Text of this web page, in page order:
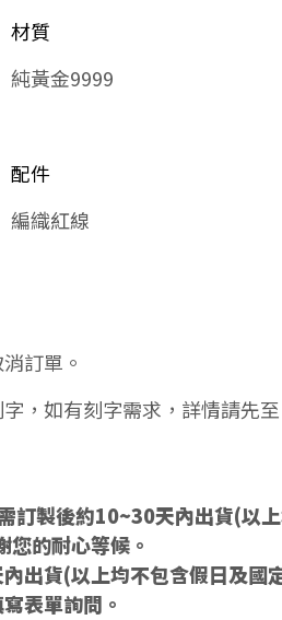
材質
純黃金9999
配件
編織紅線
訂單。
，如有刻字需求，詳情請先
製後約10~30天內出貨(以
的耐心等候。
貨(以上均不包含假日及國
表單詢問。